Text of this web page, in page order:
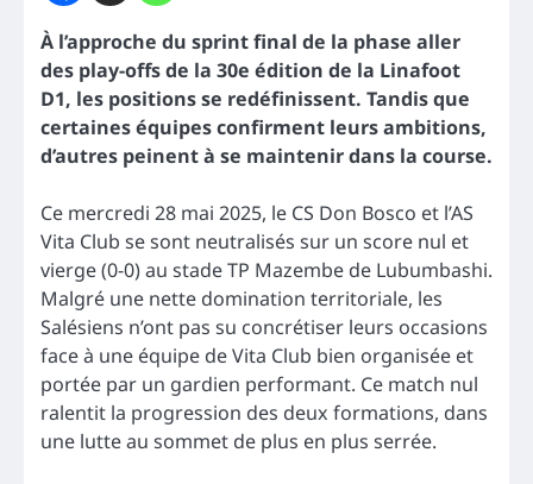
À l’approche du sprint final de la phase aller
des play-offs de la 30e édition de la Linafoot
D1, les positions se redéfinissent. Tandis que
certaines équipes confirment leurs ambitions,
d’autres peinent à se maintenir dans la course.
Ce mercredi 28 mai 2025, le CS Don Bosco et l’AS
Vita Club se sont neutralisés sur un score nul et
vierge (0-0) au stade TP Mazembe de Lubumbashi.
Malgré une nette domination territoriale, les
Salésiens n’ont pas su concrétiser leurs occasions
face à une équipe de Vita Club bien organisée et
portée par un gardien performant. Ce match nul
ralentit la progression des deux formations, dans
une lutte au sommet de plus en plus serrée.